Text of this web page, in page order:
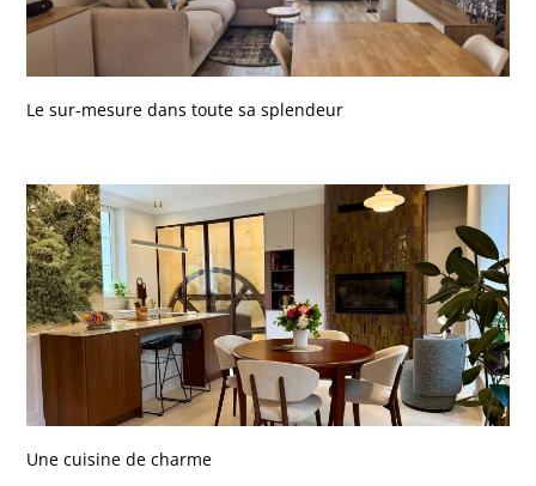
Le sur-mesure dans toute sa splendeur
Une cuisine de charme